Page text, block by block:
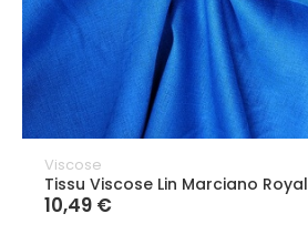
Viscose
Tissu Viscose Lin Marciano Royal
10,49 €